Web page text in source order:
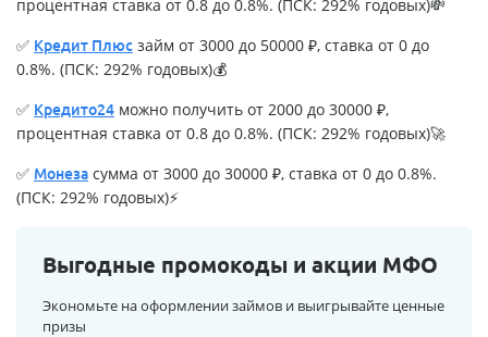
процентная ставка от 0.8 до 0.8%. (ПСК: 292% годовых)💸
✅ Кредит Плюс займ от 3000 до 50000 ₽, ставка от 0 до
0.8%. (ПСК: 292% годовых)💰
✅ Кредито24 можно получить от 2000 до 30000 ₽,
процентная ставка от 0.8 до 0.8%. (ПСК: 292% годовых)🚀
✅ Монеза сумма от 3000 до 30000 ₽, ставка от 0 до 0.8%.
(ПСК: 292% годовых)⚡
Выгодные промокоды и акции МФО
Экономьте на оформлении займов и выигрывайте ценные
призы